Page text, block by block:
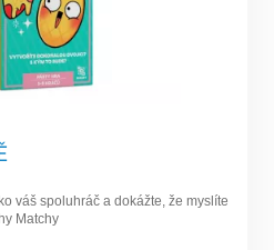
hra, určená pre hráčov od veku
ôsmi hráči. Táto hra obsahuje 55
hry je 5, avšak v každej z
váš spoluhráč a dokážte, že myslíte
Matchy